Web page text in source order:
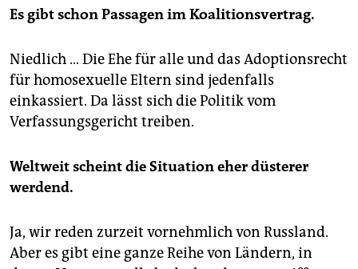
Es gibt schon Passagen im Koalitionsvertrag.
Niedlich … Die Ehe für alle und das Adoptionsrecht
für homosexuelle Eltern sind jedenfalls
einkassiert. Da lässt sich die Politik vom
Verfassungsgericht treiben.
Weltweit scheint die Situation eher düsterer
werdend.
Ja, wir reden zurzeit vornehmlich von Russland.
Aber es gibt eine ganze Reihe von Ländern, in